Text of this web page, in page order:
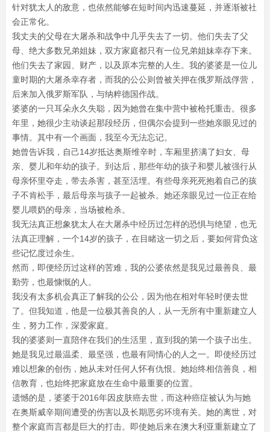
针对犹太人的敌意，也依然能够在短时间内迅速蔓延，并逐渐被社
会正常化。
我丈夫的父母在大屠杀和战争中几乎失去了一切。他们失去了父
母、绝大多数兄弟姐妹，双方家庭都只有一位兄弟姐妹幸存下来。
他们失去了家园、财产，以及原本完整的人生。我的婆婆是一位儿
童时期的大屠杀幸存者，而我的公公则曾被关押在俄罗斯战俘营，
后来加入俄罗斯军队，与纳粹德国作战。
婆婆的一只耳朵永久失聪，因为她曾在集中营中被枪托重击。很多
年里，她很少主动谈起那段经历，但偶尔会提到一些她亲眼见过的
事情。其中有一个画面，我至今无法忘记。
她曾告诉我，自己14岁抵达奥斯维辛时，车厢里挤满了妇女、母
亲、婴儿和年幼的孩子。到达后，那些年幼的孩子和婴儿被强行从
母亲怀里夺走，带去杀害，甚至活埋。有些母亲死死抱着自己的孩
子不肯松手，最后母亲与孩子一起被杀。她还亲眼见过一位正在给
婴儿喂奶的母亲，当场被枪杀。
我无法真正想象犹太人在大屠杀中经历过怎样的恐惧与绝望，也无
法真正理解，一个14岁的孩子，在目睹这一切之后，要如何背负这
些记忆度过余生。
然而，即便经历过这样的苦难，我的公婆依然是我见过最善良、最
勤劳，也最慷慨的人。
我没有太多机会真正了解我的公公，因为他在相对年轻时便去世
了。但我知道，他是一位极其善良的人，从一无所有中重新建立人
生，努力工作，深爱家庭。
我的婆婆则一直陪伴在我们的生活里，直到我的第一个孩子出生。
她是我见过最温柔、最坚强，也最有同情心的人之一。即使经历过
难以想象的创伤，她从未对任何人怀有仇恨。她始终相信善良，相
信教育，也始终把家庭放在生命中最重要的位置。
遗憾的是，婆婆于2016年因皮肤癌去世，而这种癌症被认为与她
在奥斯威辛期间遭受的伤害以及长期恶劣环境有关。她的离世，对
整个家庭而言都是巨大的打击。即使她后来在澳大利亚重新建立了